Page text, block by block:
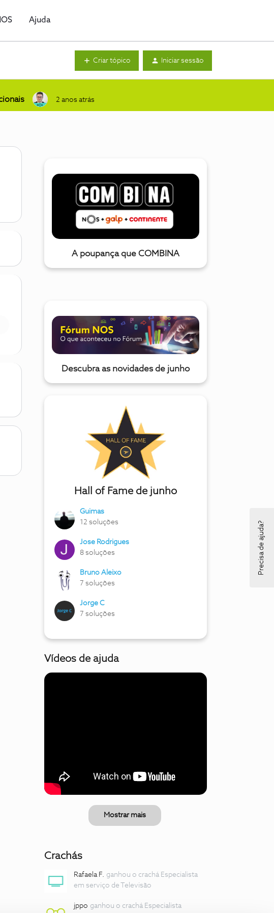
Ajuda
Criar tópico Iniciar sessão
2 anos atrás
A poupança que COMBINA
Descubra as novidades de junho
Hall of Fame de junho
Guimas
12 soluções
Jose Rodrigues
8 soluções
Bruno Aleixo
7 soluções
Jorge C
7 soluções
Vídeos de ajuda
Mostrar mais
Crachás
Rafaela F. ganhou o crachá Especialista
em serviço de Televisão
jppo ganhou o crachá Especialista
Precisa de ajuda?